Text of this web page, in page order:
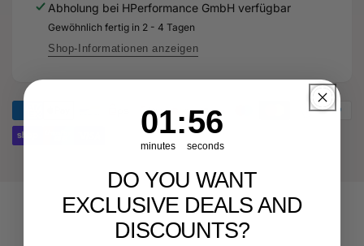
C
-
Original
für
Sportback
530
C
-
Ersatzteil
Sportback
Abholung bei HPerformance GmbH verfügbar
Gewöhnlich fertig in 2 - 4 Tagen
Shop-Informationen anzeigen
Countdown ends in:
1
01
minutes
: 56
56
seconds
DO YOU WANT
EXCLUSIVE DEALS AND
DISCOUNTS?